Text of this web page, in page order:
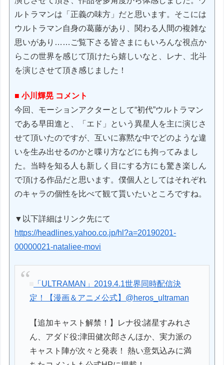
ルトラマンは「正義の味方」だと思います。そこには
ウルトラマン自身の葛藤があり、関わる人間の複雑な
思いがあり……ご覧下さる皆さまにもいろんな視点か
らこの世界を感じて頂けたら嬉しいなと、レナ、北斗
を演じさせて頂き感じました！
■ 小川輝晃 コメント
今回、モーションアクターとして“初代”ウルトラマン
である早田進と、「エド」という異星人を主に演じさ
せて頂いたのですが、互いに寡黙な中でどのような違
いを生み出せるのかと喋り方などにも拘ってみまし
た。当時を知る人も新しく目にする方にも驚き楽しん
で頂ける作品だと思います。僕個人としてはそれぞれ
のキャラの個性を比べて観て貰いたいところですね。
▼以下詳細はリンク先にて
https://headlines.yahoo.co.jp/hl?a=20190201-
00000021-nataliee-movi
「ULTRAMAN」2019.4.1世界同時配信決
定！【漫画＆アニメ公式】 @heros_ultraman
【追加キャスト解禁！】レナ役:諸星すみれさ
ん、アダド役:津田健次郎さんほか、実力派の
キャスト陣が次々と発表！ 熱い意気込みに満